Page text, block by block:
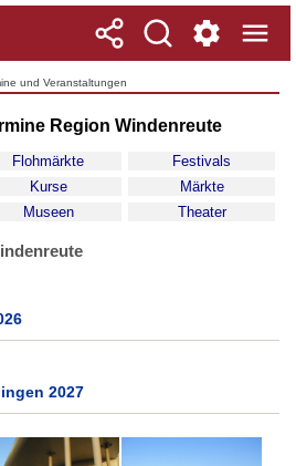
und Veranstaltungen
Region Windenreute
Flohmärkte
Festivals
Kurse
Märkte
Museen Theater
2027